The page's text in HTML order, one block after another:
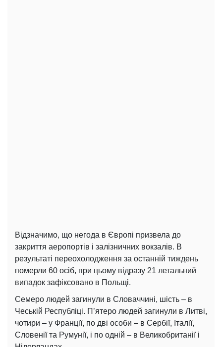
Відзначимо, що негода в Європі призвела до
закриття аеропортів і залізничних вокзалів. В
результаті переохолодження за останній тиждень
померли 60 осіб, при цьому відразу 21 летальний
випадок зафіксовано в Польщі.
Семеро людей загинули в Словаччині, шість – в
Чеській Республіці. П’ятеро людей загинули в Литві,
чотири – у Франції, по дві особи – в Сербії, Італії,
Словенії та Румунії, і по одній – в Великобританії і